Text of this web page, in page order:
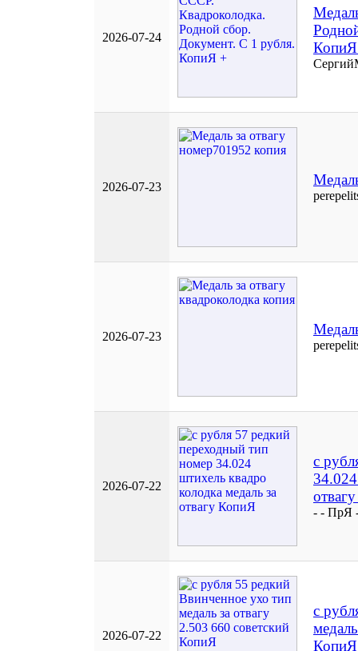
2026-07-24
2026-07-23
2026-07-23
2026-07-22
с
- - ПрЯ
2026-07-22
с
КопиЯ